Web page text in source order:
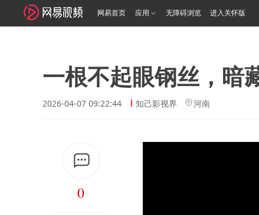
网易首页 应用 无障碍浏览 进入关怀版
一根不起眼钢丝，暗
2026-04-07 09:22:44 知己影视界 河南
0